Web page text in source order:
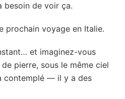
besoin de voir ça.
prochain voyage en Italie.
et imaginez-vous
pierre, sous le même ciel
contemplé — il y a des